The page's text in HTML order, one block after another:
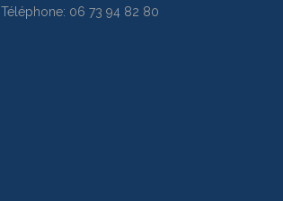
Téléphone: 06 73 94 82 80